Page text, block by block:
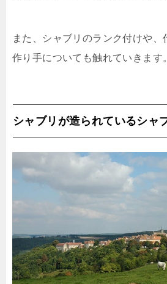
また、シャブリのランク付けや、
作り手についても触れていきます。
シャブリが造られているシャ